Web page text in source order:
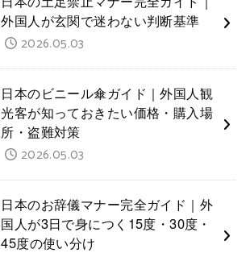
外国人が玄関で迷わない判断基準
2026.05.03
日本のビニール傘ガイド｜外国人観
光客が知っておきたい価格・購入場
所・盗難対策
2026.05.03
日本のお辞儀マナー完全ガイド｜外
国人が3日で身につく15度・30度・
45度の使い分け